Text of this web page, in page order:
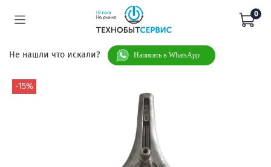
0
Не нашли что искали? Написать в WhatsApp
-15%